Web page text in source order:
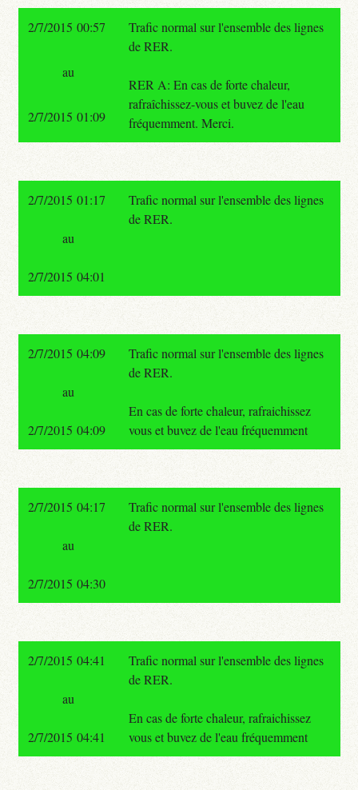
2/7/2015 00:57
Trafic normal sur l'ensemble des lignes
de RER.
RER A: En cas de forte chaleur,
rafraîchissez-vous et buvez de l'eau
fréquemment. Merci.
au
2/7/2015 01:09
2/7/2015 01:17
Trafic normal sur l'ensemble des lignes
de RER.
au
2/7/2015 04:01
2/7/2015 04:09
Trafic normal sur l'ensemble des lignes
de RER.
En cas de forte chaleur, rafraichissez
vous et buvez de l'eau fréquemment
au
2/7/2015 04:09
2/7/2015 04:17
Trafic normal sur l'ensemble des lignes
de RER.
au
2/7/2015 04:30
2/7/2015 04:41
Trafic normal sur l'ensemble des lignes
de RER.
En cas de forte chaleur, rafraichissez
vous et buvez de l'eau fréquemment
au
2/7/2015 04:41